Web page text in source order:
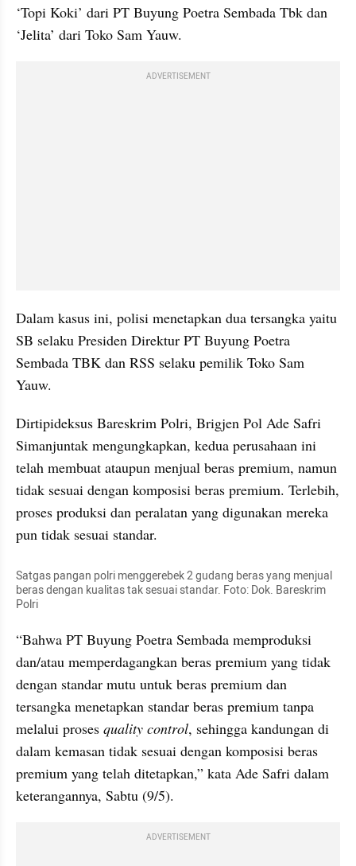
‘Topi Koki’ dari PT Buyung Poetra Sembada Tbk dan
‘Jelita’ dari Toko Sam Yauw.
ADVERTISEMENT
Dalam kasus ini, polisi menetapkan dua tersangka yaitu
SB selaku Presiden Direktur PT Buyung Poetra
Sembada TBK dan RSS selaku pemilik Toko Sam
Yauw.
Dirtipideksus Bareskrim Polri, Brigjen Pol Ade Safri
Simanjuntak mengungkapkan, kedua perusahaan ini
telah membuat ataupun menjual beras premium, namun
tidak sesuai dengan komposisi beras premium. Terlebih,
proses produksi dan peralatan yang digunakan mereka
pun tidak sesuai standar.
Satgas pangan polri menggerebek 2 gudang beras yang menjual
beras dengan kualitas tak sesuai standar. Foto: Dok. Bareskrim
Polri
“Bahwa PT Buyung Poetra Sembada memproduksi
dan/atau memperdagangkan beras premium yang tidak
dengan standar mutu untuk beras premium dan
tersangka menetapkan standar beras premium tanpa
melalui proses quality control, sehingga kandungan di
dalam kemasan tidak sesuai dengan komposisi beras
premium yang telah ditetapkan,” kata Ade Safri dalam
keterangannya, Sabtu (9/5).
ADVERTISEMENT